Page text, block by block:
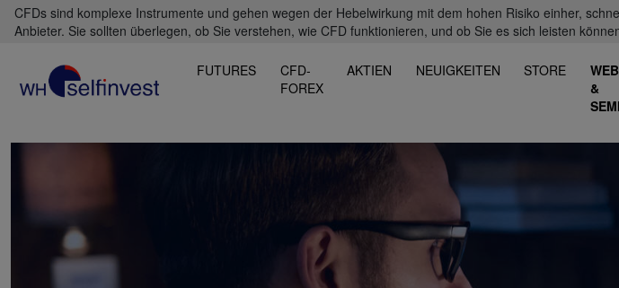
CFDs sind komplexe Instrumente und gehen wegen der Hebelwirkung mit dem hohen Risiko einher,
Anbieter. Sie sollten überlegen, ob Sie verstehen, wie CFD funktionieren, und ob Sie es sich leisten
FUTURES
CFD-
FOREX
AKTIEN NEUIGKEITEN STORE
&